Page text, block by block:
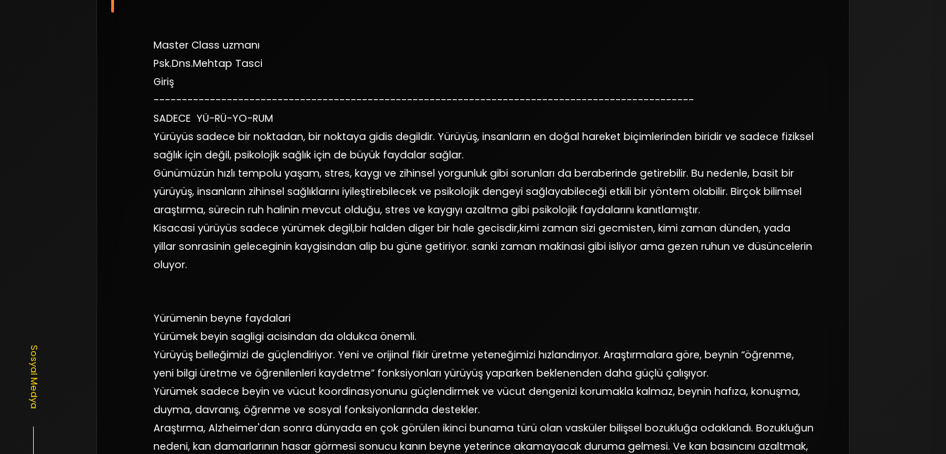
Sosyal Medya
Master Class uzmanı
Psk.Dns.Mehtap Tasci
Giriş
------------------------------------------------------------------------------------------------
SADECE YÜ-RÜ-YO-RUM
Yürüyüs sadece bir noktadan, bir noktaya gidis degildir. Yürüyüş, insanların en doğal hareket biçimlerinden biridir ve sadece fiziksel
sağlık için değil, psikolojik sağlık için de büyük faydalar sağlar.
Günümüzün hızlı tempolu yaşam, stres, kaygı ve zihinsel yorgunluk gibi sorunları da beraberinde getirebilir. Bu nedenle, basit bir
yürüyüş, insanların zihinsel sağlıklarını iyileştirebilecek ve psikolojik dengeyi sağlayabileceği etkili bir yöntem olabilir. Birçok bilimsel
araştırma, sürecin ruh halinin mevcut olduğu, stres ve kaygıyı azaltma gibi psikolojik faydalarını kanıtlamıştır.
Kisacasi yürüyüs sadece yürümek degil,bir halden diger bir hale gecisdir,kimi zaman sizi gecmisten, kimi zaman dünden, yada
yillar sonrasinin geleceginin kaygisindan alip bu güne getiriyor. sanki zaman makinasi gibi isliyor ama gezen ruhun ve düsüncelerin
oluyor.
Yürümenin beyne faydalari
Yürümek beyin sagligi acisindan da oldukca önemli.
Yürüyüş belleğimizi de güçlendiriyor. Yeni ve orijinal fikir üretme yeteneğimizi hızlandırıyor. Araştırmalara göre, beynin “öğrenme,
yeni bilgi üretme ve öğrenilenleri kaydetme” fonksiyonları yürüyüş yaparken beklenenden daha güçlü çalışıyor.
Yürümek sadece beyin ve vücut koordinasyonunu güçlendirmek ve vücut dengenizi korumakla kalmaz, beynin hafıza, konuşma,
duyma, davranış, öğrenme ve sosyal fonksiyonlarında destekler.
Araştırma, Alzheimer'dan sonra dünyada en çok görülen ikinci bunama türü olan vasküler bilişsel bozukluğa odaklandı. Bozukluğun
nedeni, kan damarlarının hasar görmesi sonucu kanın beyne yeterince akamayacak duruma gelmesi. Ve kan basıncını azaltmak,